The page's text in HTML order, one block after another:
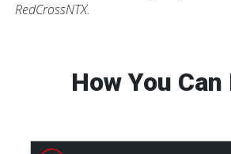
RedCrossNTX.
How You